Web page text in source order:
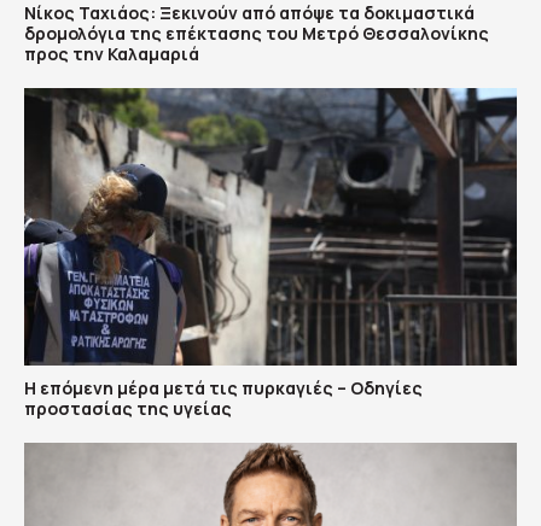
Νίκος Ταχιάος: Ξεκινούν από απόψε τα δοκιμαστικά
δρομολόγια της επέκτασης του Μετρό Θεσσαλονίκης
προς την Καλαμαριά
Η επόμενη μέρα μετά τις πυρκαγιές – Οδηγίες
προστασίας της υγείας